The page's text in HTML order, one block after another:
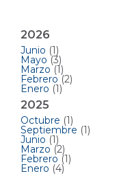
2026
Junio (1)
Mayo (3)
Marzo (1)
Febrero (2)
Enero (1)
2025
Octubre (1)
Septiembre (1)
Junio (1)
Marzo (2)
Febrero (1)
Enero (4)